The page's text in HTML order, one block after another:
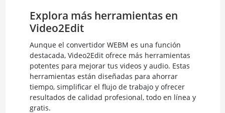
Explora más herramientas en
Video2Edit
Aunque el convertidor WEBM es una función
destacada, Video2Edit ofrece más herramientas
potentes para mejorar tus videos y audio. Estas
herramientas están diseñadas para ahorrar
tiempo, simplificar el flujo de trabajo y ofrecer
resultados de calidad profesional, todo en línea y
gratis.